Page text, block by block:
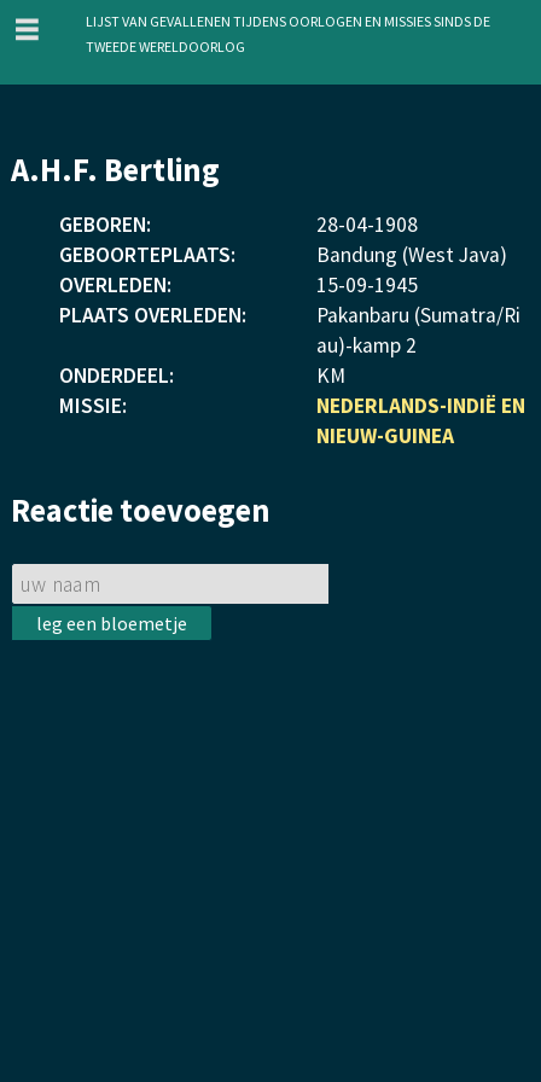
en
inhoud
menu
Lijst van gevallenen tijdens oorlogen en missies sinds de
Tweede Wereldoorlog
A.H.F. Bertling
GEBOREN: 28-04-1908
GEBOORTEPLAATS:
Bandung (West Java)
OVERLEDEN:
15-09-1945
PLAATS OVERLEDEN:
Pakanbaru (Sumatra/Ri
au)-kamp 2
ONDERDEEL:
KM
MISSIE:
NEDERLANDS-INDIË EN
NIEUW-GUINEA
Reactie toevoegen